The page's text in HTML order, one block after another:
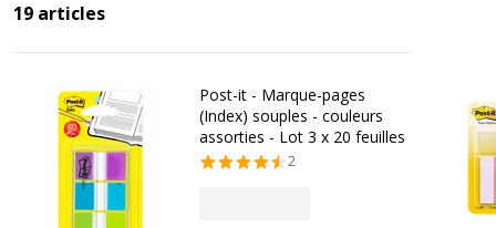
19 articles
Post-it - Marque-pages
(Index) souples - couleurs
assorties - Lot 3 x 20 feuilles
2